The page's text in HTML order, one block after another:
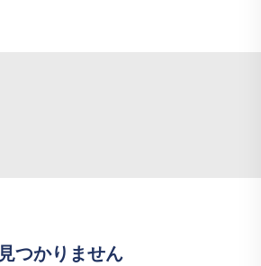
つかりません